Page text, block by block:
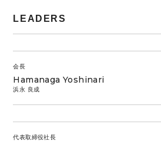
LEADERS
会長
Hamanaga Yoshinari
浜永 良成
代表取締役社長